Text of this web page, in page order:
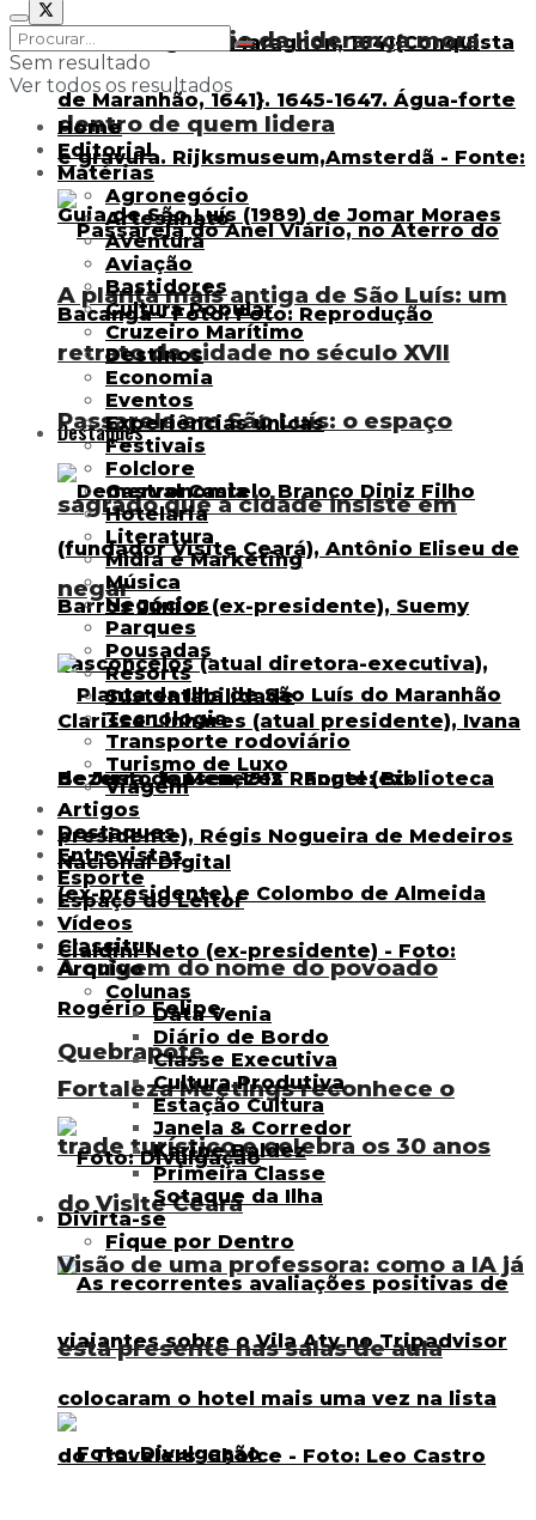
A planta mais antiga de São Luís: um
retrato da cidade no século XVII
Destaques
Fortaleza Meetings reconhece o
trade turístico e celebra os 30 anos
do Visite Ceará
O maior desafio da liderança mora
dentro de quem lidera
Passarela em São Luís: o espaço
sagrado que a cidade insiste em
negar
A origem do nome do povoado
Quebrapote
Visão de uma professora: como a IA já
está presente nas salas de aula
Sem resultado
Ver todos os resultados
Home
Editorial
Matérias
Agronegócio
Artesanato
Aventura
Aviação
Bastidores
Cultura Popular
Cruzeiro Marítimo
Destinos
Economia
Eventos
Experiências únicas
Festivais
Folclore
Gastronomia
Hotelaria
Literatura
Mídia e Marketing
Música
Negócios
Parques
Pousadas
Resorts
Sustentabilidade
Tecnologia
Transporte rodoviário
Turismo de Luxo
Viagem
Artigos
Destaques
Entrevistas
Esporte
Espaço do Leitor
Vídeos
Classitur
Arquivo
Colunas
Data Venia
Diário de Bordo
Classe Executiva
Cultura Produtiva
Estação Cultura
Janela & Corredor
Karine Baldez
Primeira Classe
Sotaque da Ilha
Divirta-se
Fique por Dentro